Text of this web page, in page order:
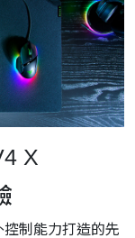
X
制能力打造的先